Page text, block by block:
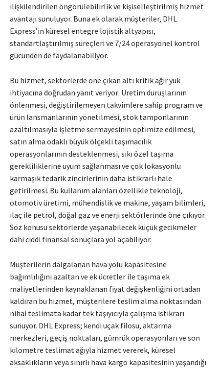
ilişkilendirilen öngörülebilirlik ve kişiselleştirilmiş hizmet
avantajı sunuluyor. Buna ek olarak müşteriler, DHL
Express’in küresel entegre lojistik altyapısı,
standartlaştırılmış süreçleri ve 7/24 operasyonel kontrol
gücünden de faydalanabiliyor.
Bu hizmet, sektörlerde öne çıkan altı kritik ağır yük
ihtiyacına doğrudan yanıt veriyor: Üretim duruşlarının
önlenmesi, değiştirilemeyen takvimlere sahip program ve
ürün lansmanlarının yönetilmesi, stok tamponlarının
azaltılmasıyla işletme sermayesinin optimize edilmesi,
satın alma odaklı büyük ölçekli taşımacılık
operasyonlarının desteklenmesi, sıkı özel taşıma
gerekliliklerine uyum sağlanması ve çok lokasyonlu
karmaşık tedarik zincirlerinin daha istikrarlı hale
getirilmesi. Bu kullanım alanları özellikle teknoloji,
otomotiv üretimi, mühendislik ve makine, yaşam bilimleri,
ilaç ile petrol, doğal gaz ve enerji sektörlerinde öne çıkıyor.
Söz konusu sektörlerde yaşanabilecek küçük gecikmeler
dahi ciddi finansal sonuçlara yol açabiliyor.
Müşterilerin dalgalanan hava yolu kapasitesine
bağımlılığını azaltan ve ek ücretler ile taşıma ek
maliyetlerinden kaynaklanan fiyat değişkenliğini ortadan
kaldıran bu hizmet, müşterilere teslim alma noktasından
nihai teslimata kadar tek taşıyıcıyla çalışma istikrarı
sunuyor. DHL Express; kendi uçak filosu, aktarma
merkezleri, geçiş noktaları, gümrük operasyonları ve son
kilometre teslimat ağıyla hizmet vererek, küresel
aksaklıkların veya sınırlı hava kargo kapasitesinin yaşandığı